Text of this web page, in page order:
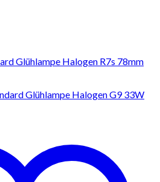
Glühlampe Halogen R7s 78mm